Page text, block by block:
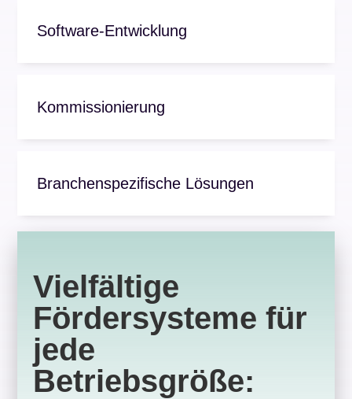
Software-Entwicklung
Kommissionierung
Branchenspezifische Lösungen
Vielfältige
Fördersysteme für
jede
Betriebsgröße: